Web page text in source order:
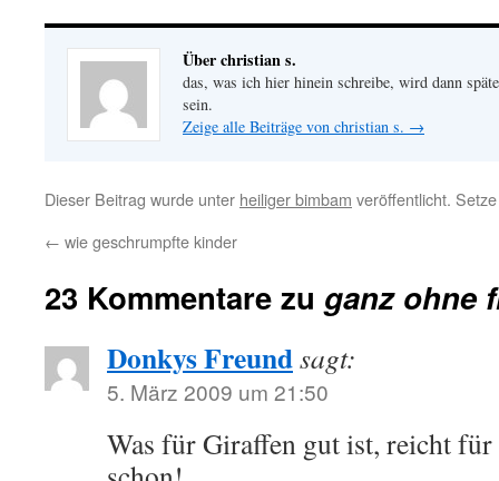
Über christian s.
das, was ich hier hinein schreibe, wird dann
sein.
Zeige alle Beiträge von christian s. →
Dieser Beitrag wurde unter heiliger bimbam veröffentlicht.
← wie geschrumpfte kinder
23 Kommentare zu ganz ohne
Donkys Freundsagt:
5. März 2009 um 21:50
Was für Giraffen gut ist, reicht für